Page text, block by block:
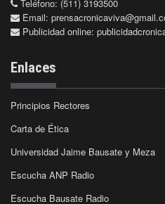
Teléfono: (511) 3193500
Email:
Publicidad online:
Enlaces
Principios Rectores
Carta de Ética
Universidad Jaime Bausate y Meza
Escucha ANP Radio
Escucha Bausate Radio